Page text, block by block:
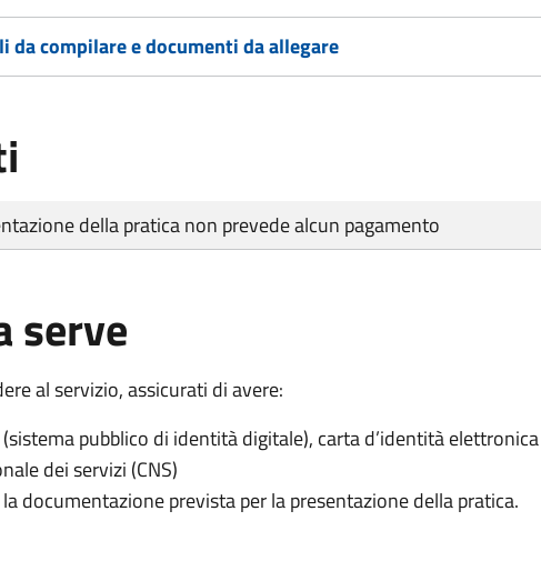
da compilare e documenti da allegare
della pratica non prevede alcun pagamento
serve
al servizio, assicurati di avere:
(sistema pubblico di identità digitale), carta d’identità elettronica
dei servizi (CNS)
documentazione prevista per la presentazione della pratica.